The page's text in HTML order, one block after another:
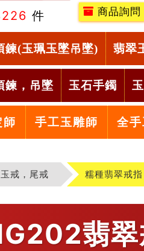
件
商品詢問
鍊(玉珮玉墜吊墜) 翡翠
鍊，吊墜 玉石手鐲
師 手工玉雕師 全
戒，尾戒 糯種翡翠戒
翡